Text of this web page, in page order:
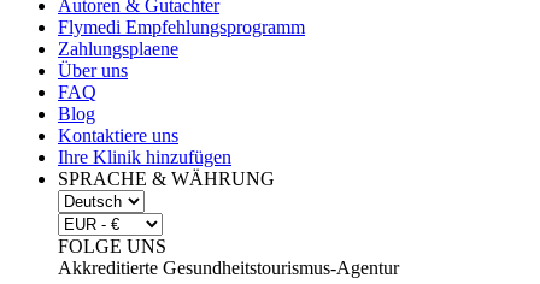
Autoren & Gutachter
Flymedi Empfehlungsprogramm
Zahlungsplaene
Über uns
FAQ
Blog
Kontaktiere uns
Ihre Klinik hinzufügen
SPRACHE & WÄHRUNG
FOLGE UNS
Akkreditierte Gesundheitstourismus-Agentur